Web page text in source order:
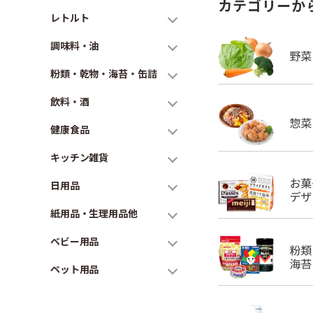
レトルト
調味料・油
粉類・乾物・海苔・缶詰
飲料・酒
健康食品
キッチン雑貨
日用品
紙用品・生理用品他
ベビー用品
ペット用品
カテゴリーか